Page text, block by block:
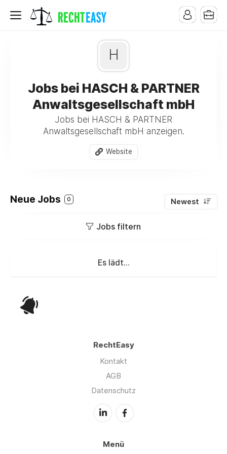
H
Jobs bei HASCH & PARTNER
Anwaltsgesellschaft mbH
Jobs bei HASCH & PARTNER
Anwaltsgesellschaft mbH anzeigen.
Website
Neue Jobs 0 Newest
Jobs filtern
Es lädt...
RechtEasy
Kontakt
AGB
Datenschutz
Menü